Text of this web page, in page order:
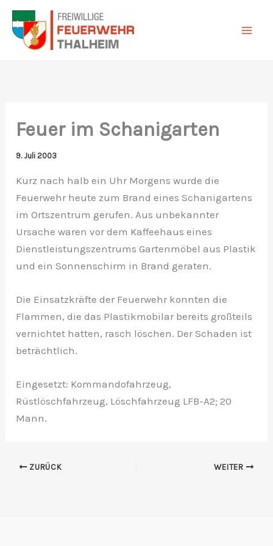
Zum
Inhalt
springen
Feuer im Schanigarten
9. Juli 2003
Kurz nach halb ein Uhr Morgens wurde die
Feuerwehr heute zum Brand eines Schanigartens
im Ortszentrum gerufen. Aus unbekannter
Ursache waren vor dem Kaffeehaus eines
Dienstleistungszentrums Gartenmöbel aus Plastik
und ein Sonnenschirm in Brand geraten.
Die Einsatzkräfte der Feuerwehr konnten die
Flammen, die das Plastikmobilar bereits großteils
vernichtet hatten, rasch löschen. Der Schaden ist
beträchtlich.
Eingesetzt: Kommandofahrzeug,
Rüstlöschfahrzeug, Löschfahrzeug LFB-A2; 20
Mann.
ZURÜCK WEITER